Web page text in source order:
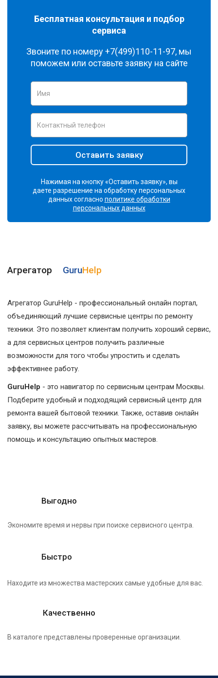
Бесплатная консультация и подбор
сервиса
Звоните по номеру+7(499)110-11-97, мы
поможем или оставьте заявку на сайте
Оставить заявку
Нажимая на кнопку «Оставить заявку», вы
даете разрешение на обработку персональных
данных согласно политике обработки
персональных данных
Агрегатор GuruHelp
Агрегатор GuruHelp - профессиональный онлайн портал,
объединяющий лучшие сервисные центры по ремонту
техники. Это позволяет клиентам получить хороший сервис,
а для сервисных центров получить различные
возможности для того чтобы упростить и сделать
эффективнее работу.
GuruHelp - это навигатор по сервисным центрам Москвы.
Подберите удобный и подходящий сервисный центр для
ремонта вашей бытовой техники. Также, оставив онлайн
заявку, вы можете рассчитывать на профессиональную
помощь и консультацию опытных мастеров.
Выгодно
Экономите время и нервы при поиске сервисного центра.
Быстро
Находите из множества мастерских самые удобные для вас.
Качественно
В каталоге представлены проверенные организации.